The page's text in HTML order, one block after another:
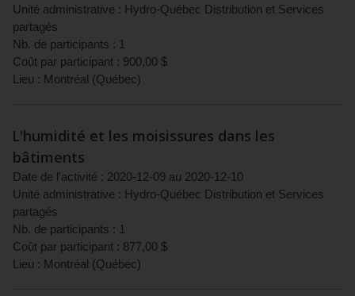
Unité administrative : Hydro-Québec Distribution et Services
partagés
Nb. de participants : 1
Coût par participant : 900,00 $
Lieu : Montréal (Québec)
L'humidité et les moisissures dans les
bâtiments
Date de l'activité : 2020-12-09 au 2020-12-10
Unité administrative : Hydro-Québec Distribution et Services
partagés
Nb. de participants : 1
Coût par participant : 877,00 $
Lieu : Montréal (Québec)